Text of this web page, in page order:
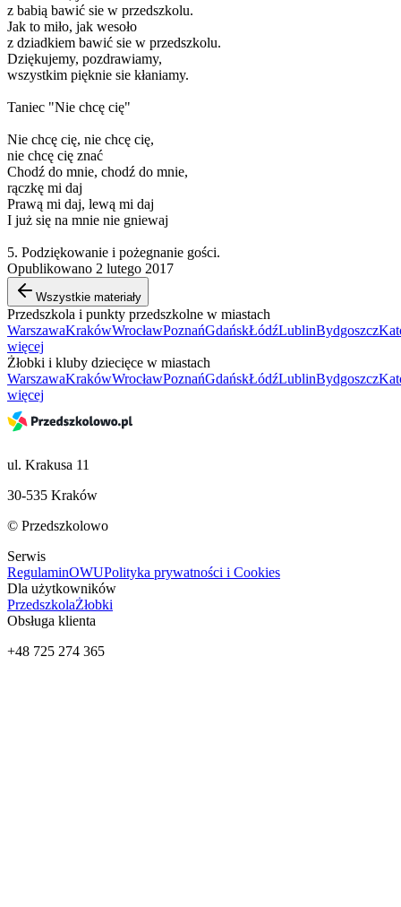
z babią bawić sie w przedszkolu.
Jak to miło, jak wesoło
z dziadkiem bawić sie w przedszkolu.
Dziękujemy, pozdrawiamy,
wszystkim pięknie sie kłaniamy.
Taniec "Nie chcę cię"
Nie chcę cię, nie chcę cię,
nie chcę cię znać
Chodź do mnie, chodź do mnie,
rączkę mi daj
Prawą mi daj, lewą mi daj
I już się na mnie nie gniewaj
5. Podziękowanie i pożegnanie gości.
Opublikowano 2 lutego 2017
Wszystkie materiały
Przedszkola i punkty przedszkolne w miastach
WarszawaKrakówWrocławPoznańGdańskŁódźLublinBydgoszcz
więcej
Żłobki i kluby dziecięce w miastach
WarszawaKrakówWrocławPoznańGdańskŁódźLublinBydgoszcz
więcej
ul. Krakusa 11
30-535 Kraków
© Przedszkolowo
Serwis
RegulaminOWUPolityka prywatności i Cookies
Dla użytkowników
PrzedszkolaŻłobki
Obsługa klienta
+48 725 274 365